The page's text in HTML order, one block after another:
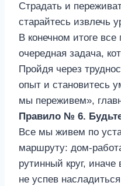
Страдать и
старайтесь извлечь
В конечном итоге
очередная задача,
Пройдя через
опыт и становитесь
мы переживем»,
Правило № 6.
Все мы живем по
маршруту: дом-
рутинный круг, иначе
не успев